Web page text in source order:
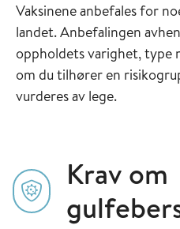
Vaksinene anbefales for
landet. Anbefalingen
oppholdets varighet, type
om du tilhører en
vurderes av lege.
Krav om